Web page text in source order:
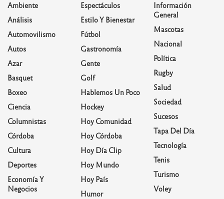
Ambiente
Análisis
Automovilismo
Autos
Azar
Basquet
Boxeo
Ciencia
Columnistas
Córdoba
Cultura
Deportes
Economía Y
Negocios
Espectáculos
Estilo Y Bienestar
Fútbol
Gastronomía
Gente
Golf
Hablemos Un Poco
Hockey
Hoy Comunidad
Hoy Córdoba
Hoy Día Clip
Hoy Mundo
Hoy País
Humor
Información
General
Mascotas
Nacional
Política
Rugby
Salud
Sociedad
Sucesos
Tapa Del Día
Tecnología
Tenis
Turismo
Voley